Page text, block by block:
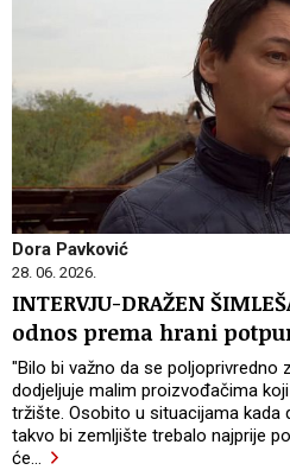
Dora Pavković
28. 06. 2026.
INTERVJU-DRAŽEN
odnos prema hrani
"Bilo bi važno da se poljoprivredno
dodjeljuje malim proizvođačima
tržište. Osobito u situacijama kada
takvo bi zemljište trebalo najprije
će